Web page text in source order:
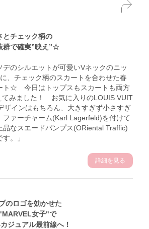
とチェック柄の
群で確実”映え”☆
デのシルエットが可愛いVネックのニッ
、チェック柄のスカートを合わせた春
ト☆ 今日はトップスもスカートも両方
てみました！ お気に入りのLOUIS VUIT
ザインはもちろん、大きすぎず小さすぎ
ァーチャーム(Karl Lagerfeld)を付けて
品なスエードパンプス(ORiental Traffic)
。」
詳細を見る
のロゴを効かせた
女子"で
ジュアル最前線へ！